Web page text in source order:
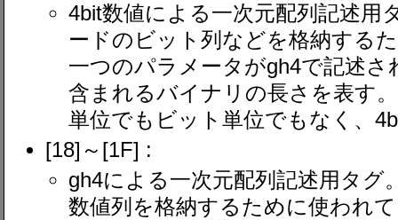
4bit数値による一次元配列記述用
ードのビット列などを格納する
一つのパラメータがgh4で記述
含まれるバイナリの長さを表す
単位でもビット単位でもなく、
[18]～[1F] :
gh4による一次元配列記述用タグ
数値列を格納するために使われ